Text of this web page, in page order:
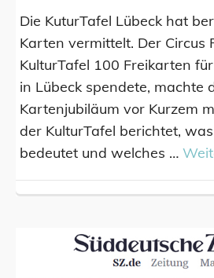
Die KuturTafel Lübeck hat
Karten vermittelt. Der Circus
KulturTafel 100 Freikarten
in Lübeck spendete, machte
Kartenjubiläum vor Kurzem
der KulturTafel berichtet,
bedeutet und welches …